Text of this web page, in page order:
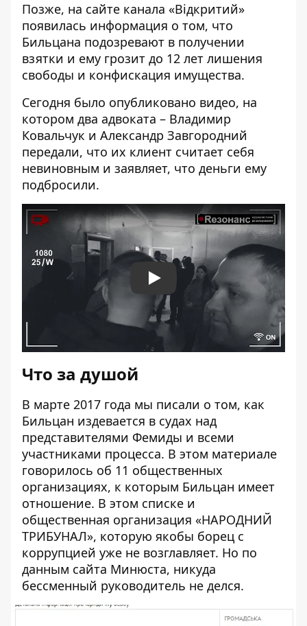
Позже, на сайте канала «Відкритий»
появилась информация о том, что
Бильцана подозревают в получении
взятки и ему грозит до 12 лет лишения
свободы и конфискация имущества.
Сегодня было опубликовано видео, на
котором два адвоката – Владимир
Ковальчук и Александр Завгородний
передали, что их клиент считает себя
невиновным и заявляет, что деньги ему
подбросили.
Play
Что за душой
В марте 2017 года мы писали о том, как
Бильцан издевается в судах над
представителями Фемиды и всеми
участниками процесса. В этом материале
говорилось об 11 общественных
организациях, к которым Бильцан имеет
отношение. В этом списке и
общественная организация «НАРОДНИЙ
ТРИБУНАЛ», которую якобы борец с
коррупцией уже не возглавляет. Но по
данным сайта Минюста, никуда
бессменный руководитель не делся.